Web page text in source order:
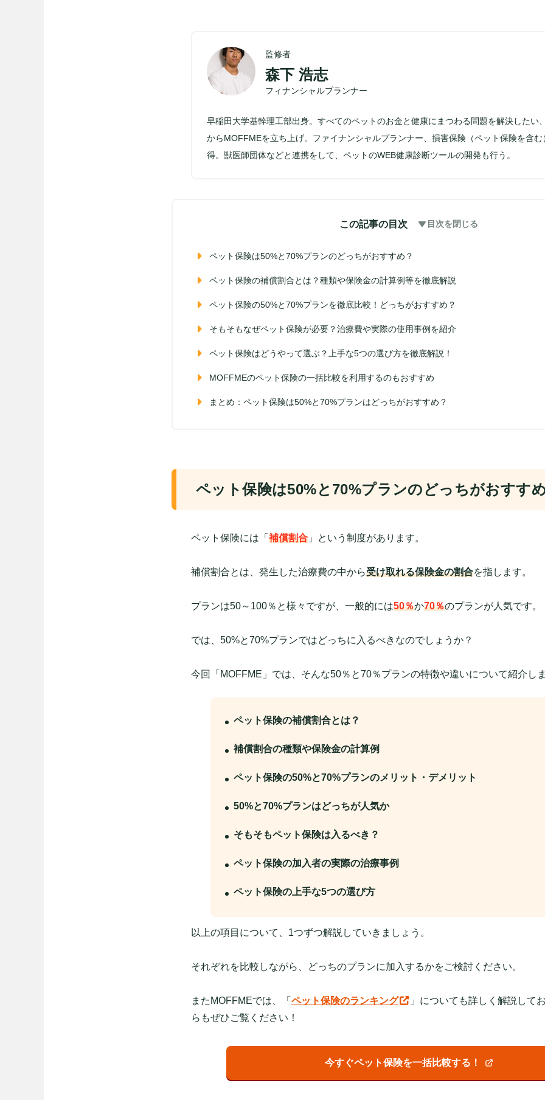
監修者
森下 浩志
フィナンシャルプランナー
早稲田大学基幹理工部出身。すべてのペットのお金と健康にまつわる問題を解決したい
からMOFFMEを立ち上げ。ファイナンシャルプランナー、損害保険（ペット保険を含
得。獣医師団体などと連携をして、ペットのWEB健康診断ツールの開発も行う。
この記事の目次 目次を閉じる
ペット保険は50%と70%プランのどっちがおすすめ？
ペット保険の補償割合とは？種類や保険金の計算例等を徹底解説
ペット保険の50%と70%プランを徹底比較！どっちがおすすめ？
そもそもなぜペット保険が必要？治療費や実際の使用事例を紹介
ペット保険はどうやって選ぶ？上手な5つの選び方を徹底解説！
MOFFMEのペット保険の一括比較を利用するのもおすすめ
まとめ：ペット保険は50%と70%プランはどっちがおすすめ？
ペット保険は50%と70%プランのどっちがおすす
ペット保険には「 補償割合 」という制度があります。
補償割合とは、発生した治療費の中から受け取れる保険金の割合を指します。
プランは50～100％と様々ですが、一般的には50％か70％のプランが人気です。
では、50%と70%プランではどっちに入るべきなのでしょうか？
今回「MOFFME」では、そんな50％と70％プランの特徴や違いについて紹介し
ペット保険の補償割合とは？
補償割合の種類や保険金の計算例
ペット保険の50%と70%プランのメリット・デメリット
50%と70%プランはどっちが人気か
そもそもペット保険は入るべき？
ペット保険の加入者の実際の治療事例
ペット保険の上手な5つの選び方
以上の項目について、1つずつ解説していきましょう。
それぞれを比較しながら、どっちのプランに加入するかをご検討ください。
またMOFFMEでは、「 ペット保険のランキング
」についても詳しく解説して
らもぜひご覧ください！
今すぐペット保険を一括比較する！